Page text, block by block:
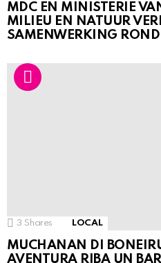
MDC EN MINISTERIE
MILIEU EN NATUUR
SAMENWERKING ROND
3 Shares LOCAL
MUCHANAN DI
AVENTURA RIBA UN